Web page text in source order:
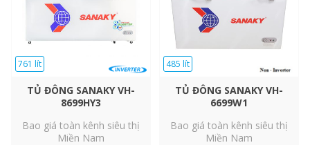
761 lít
TỦ ĐÔNG SANAKY VH-
8699HY3
Bao giá toàn kênh siêu thị
Miền Nam
485 lít
TỦ ĐÔNG SANAKY VH-
6699W1
Bao giá toàn kênh siêu thị
Miền Nam